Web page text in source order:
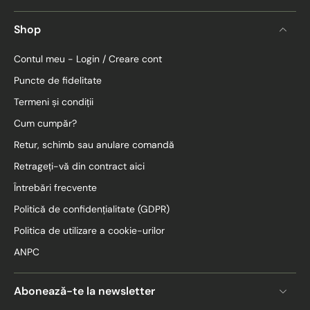
Shop
Contul meu - Login / Creare cont
Puncte de fidelitate
Termeni și condiții
Cum cumpăr?
Retur, schimb sau anulare comandă
Retrageți-vă din contract aici
Întrebări frecvente
Politică de confidențialitate (GDPR)
Politica de utilizare a cookie-urilor
ANPC
Abonează-te la newsletter